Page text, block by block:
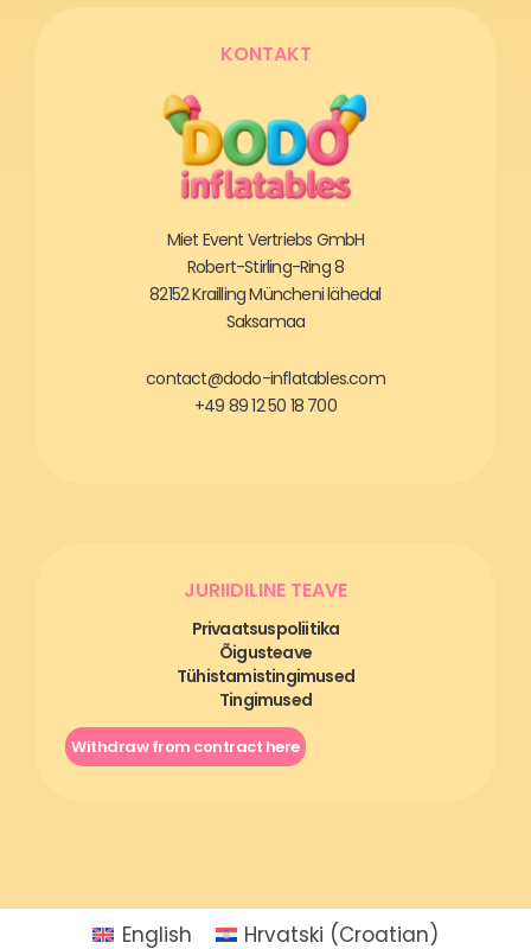
KONTAKT
Miet Event Vertriebs GmbH
Robert-Stirling-Ring 8
82152 Krailling Müncheni lähedal
Saksamaa
contact@dodo-inflatables.com
+49 89 12 50 18 700
JURIIDILINE TEAVE
Privaatsuspoliitika
Õigusteave
Tühistamistingimused
Tingimused
Withdraw from contract here
English Hrvatski (Croatian)